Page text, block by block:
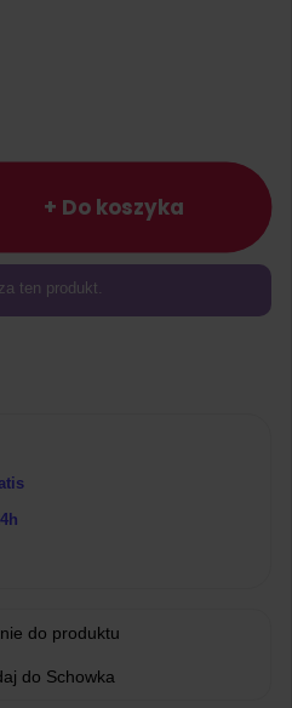
+ Do koszyka
za ten produkt.
do produktu
do Schowka